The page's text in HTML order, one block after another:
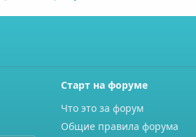
Старт на форуме
Что это за форум
Общие правила форума